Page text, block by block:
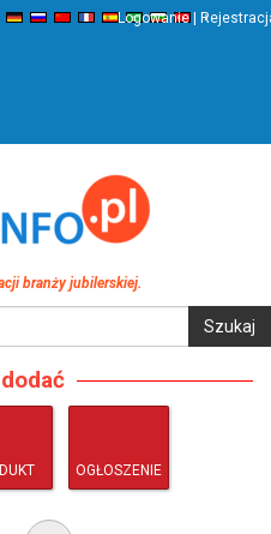
›
Logowanie |
branży jubilerskiej.
OGŁOSZENIE